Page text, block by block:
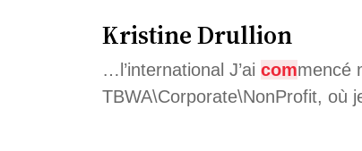
Kristine Drullion
…l’international J’ai commencé
TBWA\Corporate\NonProfit, où